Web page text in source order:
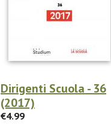
Dirigenti Scuola - 36
(2017)
€4.99